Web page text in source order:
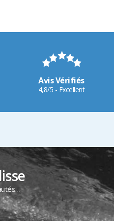
Avis Vérifiés
4,8/5 - Excellent